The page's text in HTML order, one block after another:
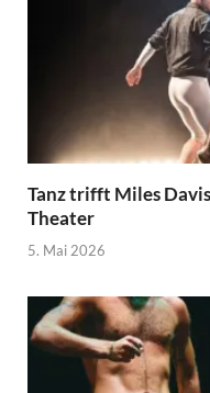
Tanz trifft Miles
Theater
5. Mai 2026